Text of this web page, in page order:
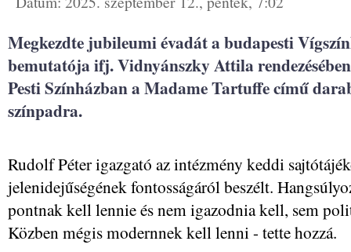
Megkezdte jubileumi évadát a budapesti
bemutatója ifj. Vidnyánszky Attila
Pesti Színházban a Madame Tartuffe című
színpadra.
Rudolf Péter igazgató az intézmény keddi
jelenidejűségének fontosságáról beszélt.
pontnak kell lennie és nem igazodnia kell, sem
Közben mégis modernnek kell lenni - tette hozzá.